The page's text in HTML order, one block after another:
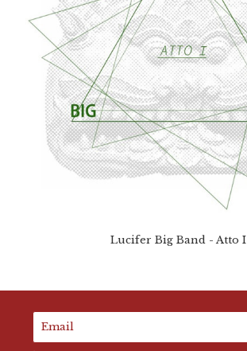
Lucifer Big Band - Atto I